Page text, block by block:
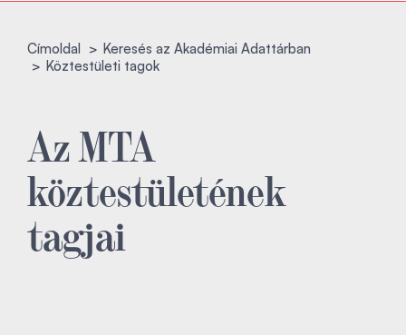
Címoldal
Keresés az Akadémiai Adattárban
Köztestületi tagok
Az MTA
köztestületének
tagjai